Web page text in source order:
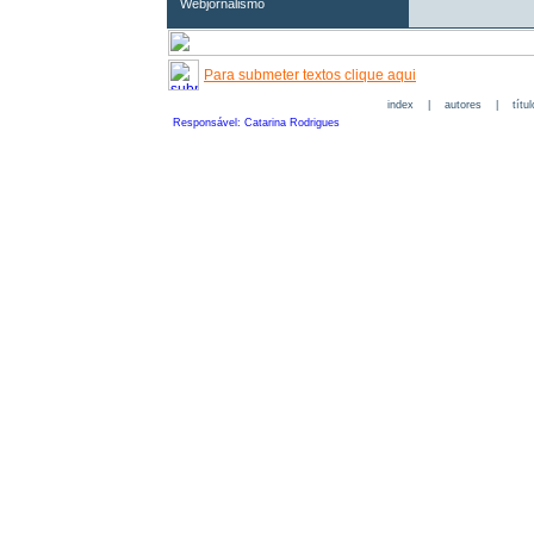
Webjornalismo
Para submeter textos clique aqui
index| autores|